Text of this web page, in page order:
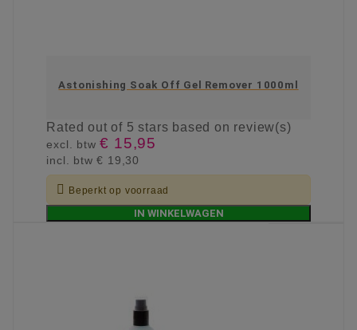
Astonishing Soak Off Gel Remover 1000ml
Ratedout of 5 stars based on review(s)
excl. btw€ 15,95
incl. btw€ 19,30
 Beperkt op voorraad
IN WINKELWAGEN